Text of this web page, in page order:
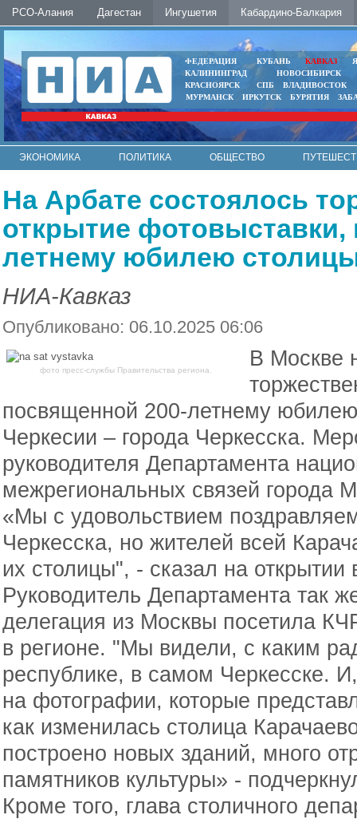
РСО-Алания Дагестан Ингушетия Кабардино-Балкария
ФЕДЕРАЦИЯ КУБАНЬ КАВКАЗ
КАЛИНИНГРАД
НОВОСИБИРСК
КРАСНОЯРСК
СПБ
ВЛАДИВОСТОК
МУРМАНСК
ИРКУТСК БУРЯТИЯ
ЭКОНОМИКА ПОЛИТИКА ОБЩЕСТВО
На Арбате состоялось
открытие
летнему юбилею
НИА-Кавказ
Опубликовано: 06.10.2025 06:06
фото пресс-службы Правительства региона.
В Москве
посвященной 200-летнему
Черкесии – города Черкесска.
руководителя Департамента
межрегиональных связей города
«Мы с удовольствием
Черкесска, но жителей всей
их столицы", - сказал на
Руководитель Департамента так
делегация из Москвы посетила
в регионе. "Мы видели, с каким
республике, в самом Черкесске.
на фотографии, которые
как изменилась столица
построено новых зданий, много
памятников культуры» -
Кроме того, глава столичного